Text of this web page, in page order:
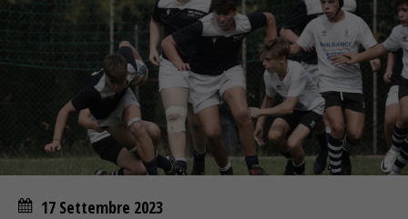
17 Settembre 2023